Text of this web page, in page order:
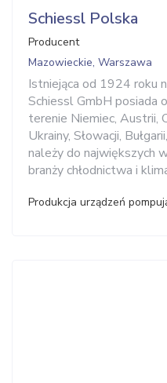
Schiessl Polska
Producent
Mazowieckie, Warszawa
Istniejąca od 1924 roku
Schiessl GmbH posiada
terenie Niemiec, Austrii,
Ukrainy, Słowacji,
należy do największych
branży chłodnictwa i
Produkcja urządzeń